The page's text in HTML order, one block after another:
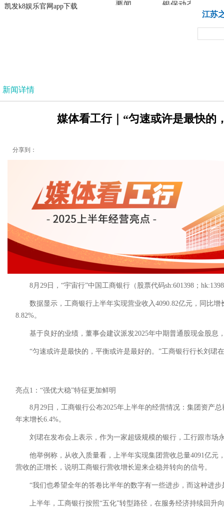
凯发k8娱乐官网app下载
凯发k8娱乐官网app下载
要闻 银保动态
江苏
新闻详情
媒体看工行｜“匀速或许是最快的
分享到：
8月29日，“宇宙行”中国工商银行（股票代码sh:601398；
数据显示，工商银行上半年实现营业收入4090.82亿元，同比
8.82%。
基于良好的业绩，董事会建议派发2025年中期普通股现金股息
“匀速或许是最快的，平衡或许是最好的。”工商银行行长刘珺
亮点1：“强优大稳”特征更加鲜明
8月29日，工商银行公布2025年上半年的经营情况：集团资产
年末增长6.4%。
刘珺在发布会上表示，作为一家超级规模的银行，工行跟市场
他举例称，从收入质量看，上半年实现集团营收总量4091亿
营收的正增长，说明工商银行营收增长迎来企稳并转向的信号。
“我们也希望全年的答卷比半年的数字有一些进步，而这种进
上半年，工商银行按照“五化”转型路径，在服务经济持续回升